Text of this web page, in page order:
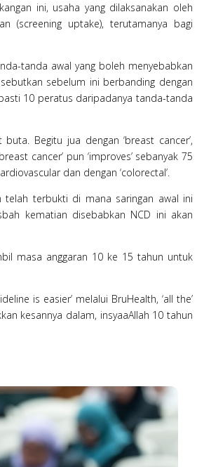
ini, usaha yang dilaksanakan oleh
(screening uptake), terutamanya bagi
tanda awal yang boleh menyebabkan
sebelum ini berbanding dengan
pasti 10 peratus daripadanya tanda-tanda
Begitu jua dengan ‘breast cancer’,
cancer’ pun ‘improves’ sebanyak 75
dan dengan ‘colorectal’.
telah terbukti di mana saringan awal ini
kematian disebabkan NCD ini akan
masa anggaran 10 ke 15 tahun untuk
is easier’ melalui BruHealth, ‘all the’
kesannya dalam, insyaaAllah 10 tahun